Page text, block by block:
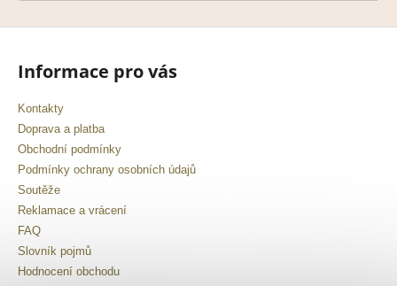
Informace pro vás
Kontakty
Doprava a platba
Obchodní podmínky
Podmínky ochrany osobních údajů
Soutěže
Reklamace a vrácení
FAQ
Slovník pojmů
Hodnocení obchodu